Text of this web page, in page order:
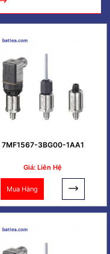
7MF1567-3BG00-1AA1
Giá: Liên Hệ
Mua Hàng